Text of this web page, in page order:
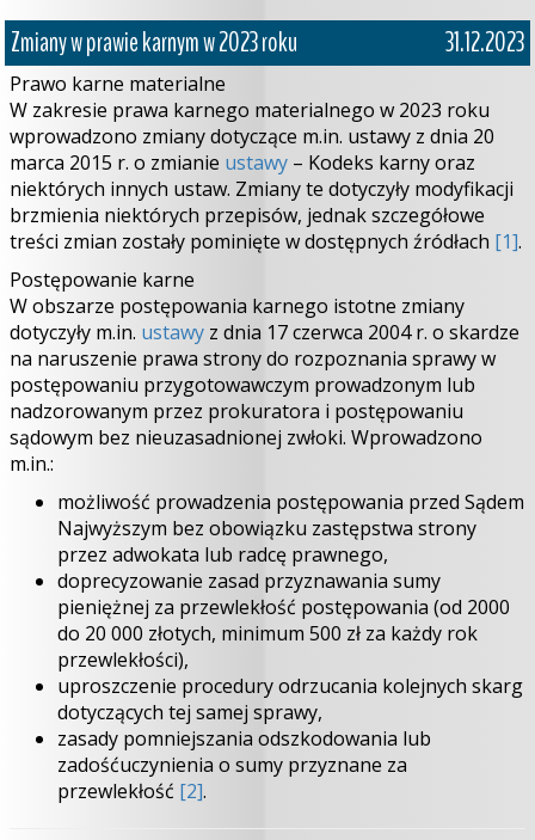
Zmiany w prawie karnym w 2023 roku 31.12.2023
Prawo karne materialne
W zakresie prawa karnego materialnego w 2023 roku
wprowadzono zmiany dotyczące m.in. ustawy z dnia 20
marca 2015 r. o zmianie ustawy – Kodeks karny oraz
niektórych innych ustaw. Zmiany te dotyczyły modyfikacji
brzmienia niektórych przepisów, jednak szczegółowe
treści zmian zostały pominięte w dostępnych źródłach [1].
Postępowanie karne
W obszarze postępowania karnego istotne zmiany
dotyczyły m.in. ustawy z dnia 17 czerwca 2004 r. o skardze
na naruszenie prawa strony do rozpoznania sprawy w
postępowaniu przygotowawczym prowadzonym lub
nadzorowanym przez prokuratora i postępowaniu
sądowym bez nieuzasadnionej zwłoki. Wprowadzono
m.in.:
możliwość prowadzenia postępowania przed Sądem
Najwyższym bez obowiązku zastępstwa strony
przez adwokata lub radcę prawnego,
doprecyzowanie zasad przyznawania sumy
pieniężnej za przewlekłość postępowania (od 2000
do 20 000 złotych, minimum 500 zł za każdy rok
przewlekłości),
uproszczenie procedury odrzucania kolejnych skarg
dotyczących tej samej sprawy,
zasady pomniejszania odszkodowania lub
zadośćuczynienia o sumy przyznane za
przewlekłość [2].